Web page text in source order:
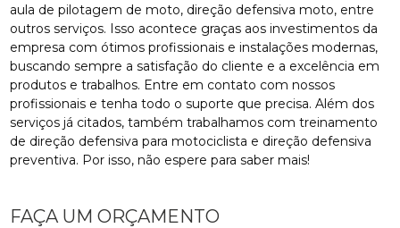
aula de pilotagem de moto, direção defensiva moto, entre
outros serviços. Isso acontece graças aos investimentos da
empresa com ótimos profissionais e instalações modernas,
buscando sempre a satisfação do cliente e a excelência em
produtos e trabalhos. Entre em contato com nossos
profissionais e tenha todo o suporte que precisa. Além dos
serviços já citados, também trabalhamos com treinamento
de direção defensiva para motociclista e direção defensiva
preventiva. Por isso, não espere para saber mais!
FAÇA UM ORÇAMENTO